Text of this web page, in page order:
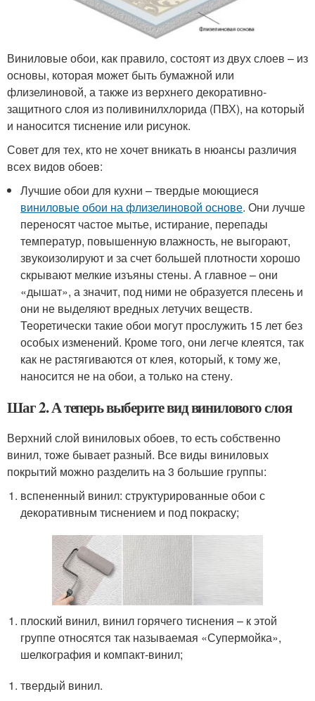
Виниловые обои, как правило, состоят из двух слоев – из
основы, которая может быть бумажной или
флизелиновой, а также из верхнего декоративно-
защитного слоя из поливинилхлорида (ПВХ), на который
и наносится тиснение или рисунок.
Совет для тех, кто не хочет вникать в нюансы различия
всех видов обоев:
Лучшие обои для кухни – твердые моющиеся
виниловые обои на флизелиновой основе. Они лучше
переносят частое мытье, истирание, перепады
температур, повышенную влажность, не выгорают,
звукоизолируют и за счет большей плотности хорошо
скрывают мелкие изъяны стены. А главное – они
«дышат», а значит, под ними не образуется плесень и
они не выделяют вредных летучих веществ.
Теоретически такие обои могут прослужить 15 лет без
особых изменений. Кроме того, они легче клеятся, так
как не растягиваются от клея, который, к тому же,
наносится не на обои, а только на стену.
Шаг 2. А теперь выберите вид винилового слоя
Верхний слой виниловых обоев, то есть собственно
винил, тоже бывает разный. Все виды виниловых
покрытий можно разделить на 3 большие группы:
вспененный винил: структурированные обои с
декоративным тиснением и под покраску;
плоский винил, винил горячего тиснения – к этой
группе относятся так называемая «Супермойка»,
шелкография и компакт-винил;
твердый винил.